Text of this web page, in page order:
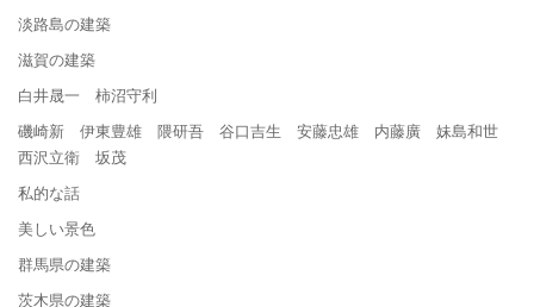
淡路島の建築
滋賀の建築
白井晟一 柿沼守利
磯崎新 伊東豊雄 隈研吾 谷口吉生 安藤忠雄 内藤廣 妹島和世
西沢立衛 坂茂
私的な話
美しい景色
群馬県の建築
茨木県の建築